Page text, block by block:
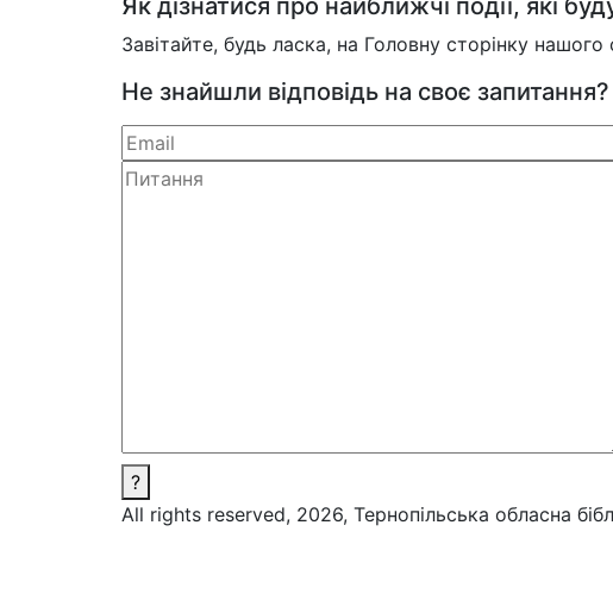
Як дізнатися про найближчі події, які
Завітайте, будь ласка, на Головну сторінку
Не знайшли відповідь на своє
?
All rights reserved, 2026, Тернопільська обласна